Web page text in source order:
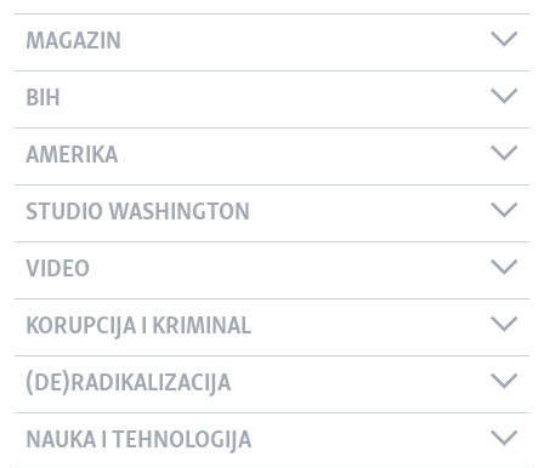
MAGAZIN
BIH
AMERIKA
STUDIO WASHINGTON
VIDEO
KORUPCIJA I KRIMINAL
(DE)RADIKALIZACIJA
NAUKA I TEHNOLOGIJA